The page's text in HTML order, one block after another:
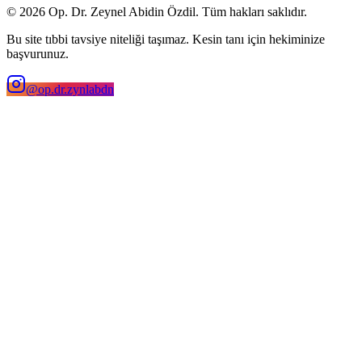
© 2026 Op. Dr. Zeynel Abidin Özdil. Tüm hakları saklıdır.
Bu site tıbbi tavsiye niteliği taşımaz. Kesin tanı için hekiminize
başvurunuz.
@op.dr.zynlabdn